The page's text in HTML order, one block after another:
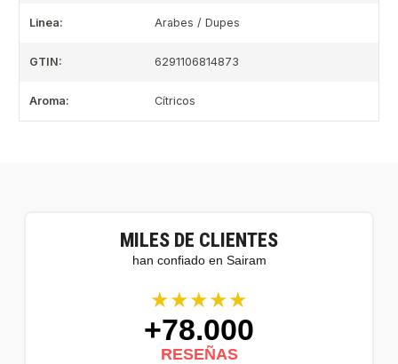
Linea: Arabes / Dupes
GTIN: 6291106814873
Aroma: Cítricos
MILES DE CLIENTES
han confiado en Sairam
★★★★★
+78.000
RESEÑAS